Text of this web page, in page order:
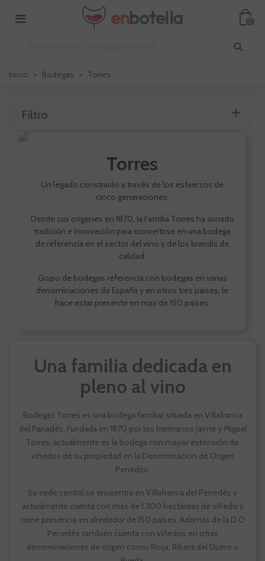
0
Inicio > Bodegas > Torres
Filtro
Torres
Un legado construido a través de los esfuerzos de
cinco generaciones.
Desde sus orígenes en 1870, la Familia Torres ha aunado
tradición e innovación para convertirse en una bodega
de referencia en el sector del vino y de los brandis de
calidad.
Grupo de bodegas referencia con bodegas en varias
denominaciones de España y en otros tres paises, le
hace estar presente en mas de 150 paises.
Una familia dedicada en
pleno al vino
Bodegas Torres es una bodega familiar situada en Villafranca
del Panadés. Fundada en 1870 por los hermanos Jaime y Miguel
Torres, actualmente es la bodega con mayor extensión de
viñedos de su propiedad en la Denominación de Origen
Penedés.
Su sede central se encuentra en Villafranca del Penedés y
actualmente cuenta con más de 1.300 hectáreas de viñedo y
tiene presencia en alrededor de 150 países. Además de la D.O
Penedés también cuenta con viñedos en otras
denominaciones de origen como Rioja, Ribera del Duero o